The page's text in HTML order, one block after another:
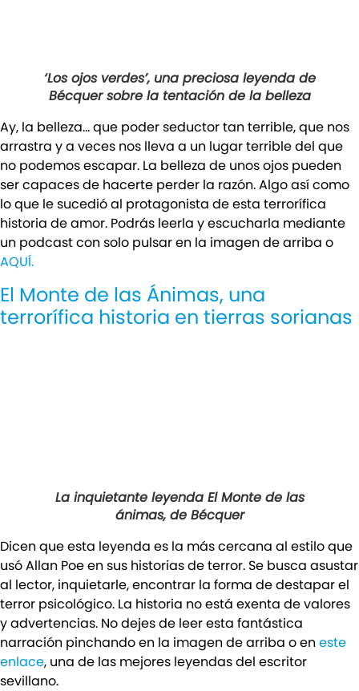
‘Los ojos verdes’, una preciosa leyenda de
Bécquer sobre la tentación de la belleza
Ay, la belleza… que poder seductor tan terrible, que nos
arrastra y a veces nos lleva a un lugar terrible del que
no podemos escapar. La belleza de unos ojos pueden
ser capaces de hacerte perder la razón. Algo así como
lo que le sucedió al protagonista de esta terrorífica
historia de amor. Podrás leerla y escucharla mediante
un podcast con solo pulsar en la imagen de arriba o
AQUÍ.
El Monte de las Ánimas, una
terrorífica historia en tierras sorianas
La inquietante leyenda El Monte de las
ánimas, de Bécquer
Dicen que esta leyenda es la más cercana al estilo que
usó Allan Poe en sus historias de terror. Se busca asustar
al lector, inquietarle, encontrar la forma de destapar el
terror psicológico. La historia no está exenta de valores
y advertencias. No dejes de leer esta fantástica
narración pinchando en la imagen de arriba o eneste
enlace, una de las mejores leyendas del escritor
sevillano.